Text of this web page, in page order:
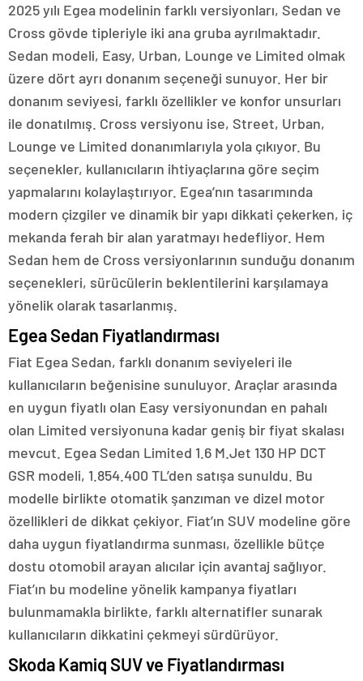
2025 yılı Egea modelinin farklı versiyonları, Sedan ve
Cross gövde tipleriyle iki ana gruba ayrılmaktadır.
Sedan modeli, Easy, Urban, Lounge ve Limited olmak
üzere dört ayrı donanım seçeneği sunuyor. Her bir
donanım seviyesi, farklı özellikler ve konfor unsurları
ile donatılmış. Cross versiyonu ise, Street, Urban,
Lounge ve Limited donanımlarıyla yola çıkıyor. Bu
seçenekler, kullanıcıların ihtiyaçlarına göre seçim
yapmalarını kolaylaştırıyor. Egea’nın tasarımında
modern çizgiler ve dinamik bir yapı dikkati çekerken, iç
mekanda ferah bir alan yaratmayı hedefliyor. Hem
Sedan hem de Cross versiyonlarının sunduğu donanım
seçenekleri, sürücülerin beklentilerini karşılamaya
yönelik olarak tasarlanmış.
Egea Sedan Fiyatlandırması
Fiat Egea Sedan, farklı donanım seviyeleri ile
kullanıcıların beğenisine sunuluyor. Araçlar arasında
en uygun fiyatlı olan Easy versiyonundan en pahalı
olan Limited versiyonuna kadar geniş bir fiyat skalası
mevcut. Egea Sedan Limited 1.6 M.Jet 130 HP DCT
GSR modeli, 1.854.400 TL’den satışa sunuldu. Bu
modelle birlikte otomatik şanzıman ve dizel motor
özellikleri de dikkat çekiyor. Fiat’ın SUV modeline göre
daha uygun fiyatlandırma sunması, özellikle bütçe
dostu otomobil arayan alıcılar için avantaj sağlıyor.
Fiat’ın bu modeline yönelik kampanya fiyatları
bulunmamakla birlikte, farklı alternatifler sunarak
kullanıcıların dikkatini çekmeyi sürdürüyor.
Skoda Kamiq SUV ve Fiyatlandırması